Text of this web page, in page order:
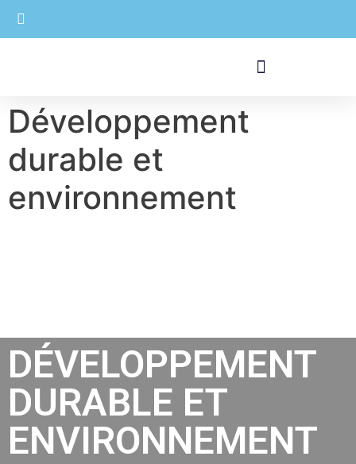
Développement
durable et
environnement
DÉVELOPPEMENT
DURABLE ET
ENVIRONNEMENT